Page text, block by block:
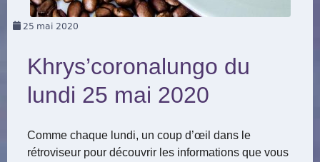
25 mai 2020
Khrys’coronalungo du
lundi 25 mai 2020
Comme chaque lundi, un coup d’œil dans le
rétroviseur pour découvrir les informations que vous